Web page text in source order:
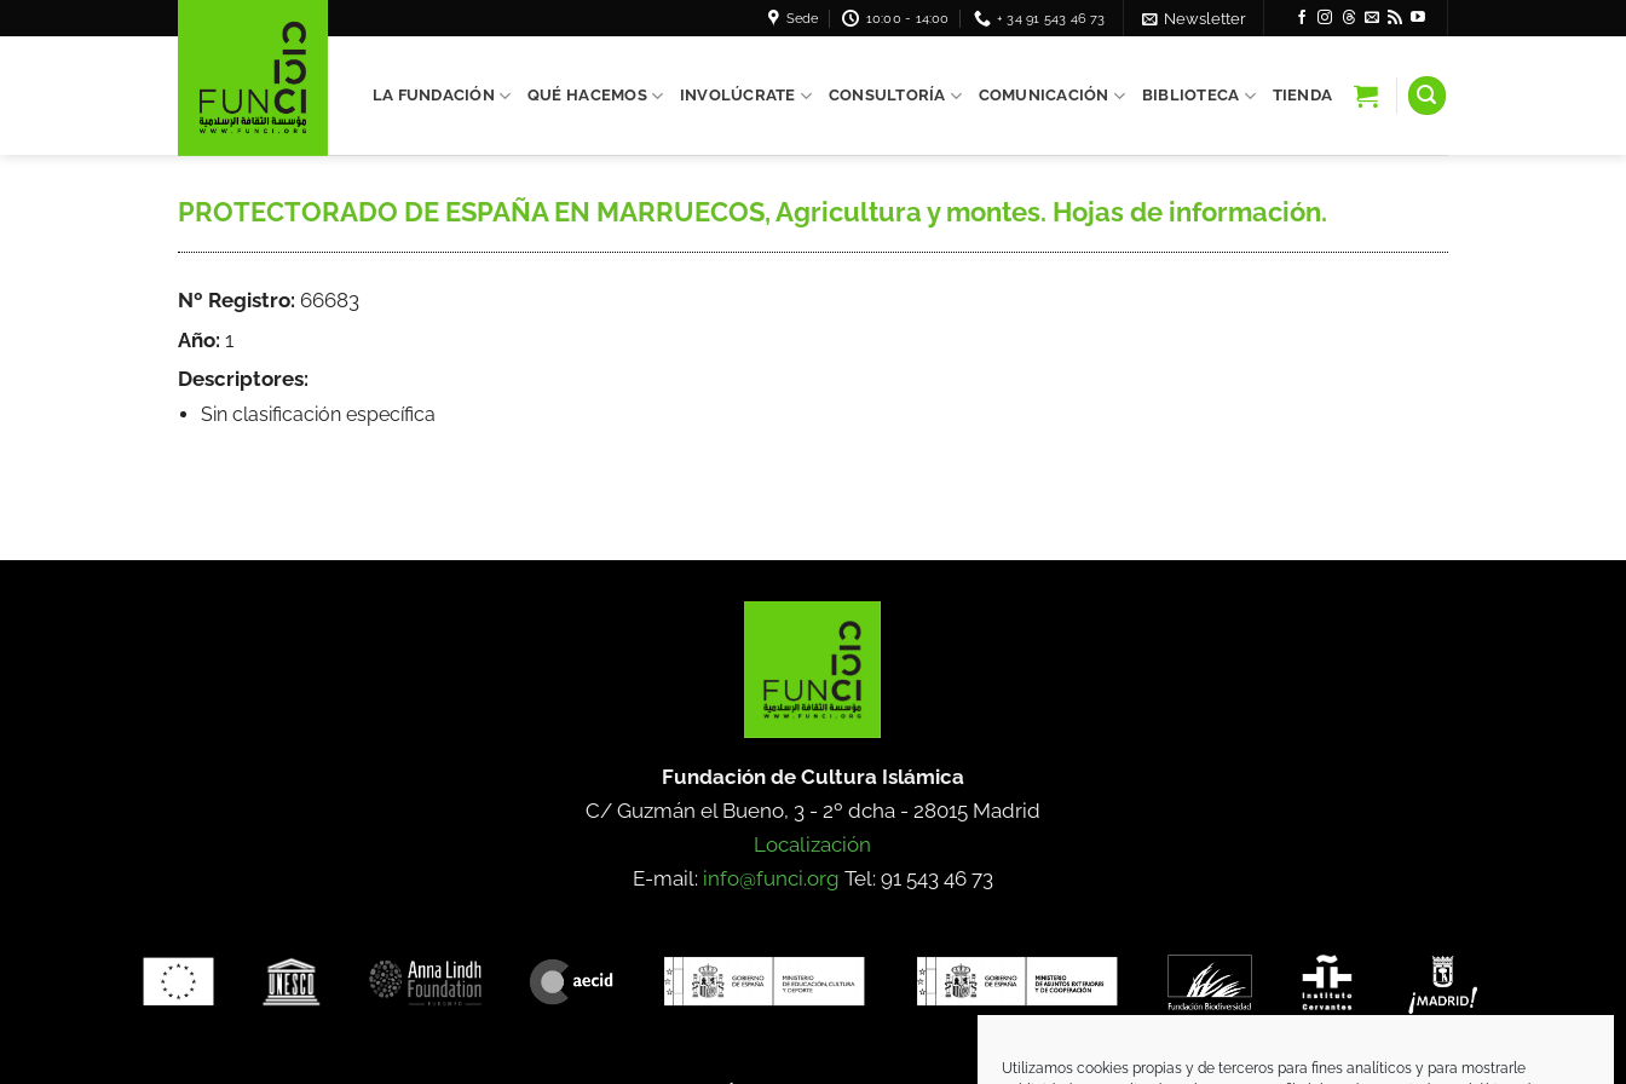
Utilizamos cookies propias y de terceros para fines analíticos y para mostrarle
Sede 10:00 - 14:00 + 34 91 543 46 73 Newsletter
LA FUNDACIÓN QUÉ HACEMOS INVOLÚCRATE CONSULTORÍA COMUNICACIÓN BIBLIOTECA TIENDA
PROTECTORADO DE ESPAÑA EN MARRUECOS, Agricultura y montes. Hojas de información.
Nº Registro: 66683
Año: 1
Descriptores:
Sin clasificación específica
Fundación de Cultura Islámica
C/ Guzmán el Bueno, 3 - 2º dcha - 28015 Madrid
Localización
E-mail: info@funci.org Tel: 91 543 46 73